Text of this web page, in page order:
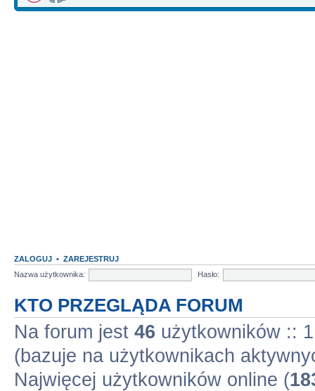
ZALOGUJ • ZAREJESTRUJ
Nazwa użytkownika:
Hasło:
KTO PRZEGLĄDA FORUM
Na forum jest 46 użytkowników ::
(bazuje na użytkownikach
Najwięcej użytkowników online (